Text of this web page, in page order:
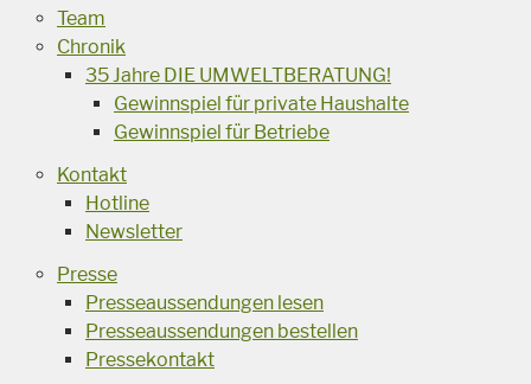
Team
Chronik
35 Jahre DIE UMWELTBERATUNG!
Gewinnspiel für private Haushalte
Gewinnspiel für Betriebe
Kontakt
Hotline
Newsletter
Presse
Presseaussendungen lesen
Presseaussendungen bestellen
Pressekontakt